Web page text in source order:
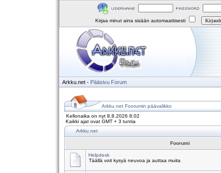
Kirjaa minut aina sisään automaattisesti
Arkku.net - Pääsivu Forum
Arkku.net Foorumin päävalikko
Kellonaika on nyt 8.8.2026 8:02
Kaikki ajat ovat GMT + 3 tuntia
Arkku.net
Foorumi
Helpdesk
Täällä voit kysyä neuvoa ja auttaa muita